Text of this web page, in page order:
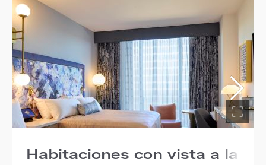
Habitaciones con vista a la